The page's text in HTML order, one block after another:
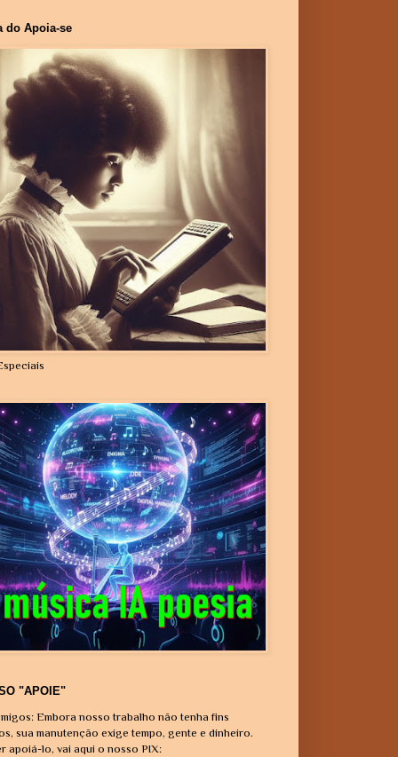
do Apoia-se
"APOIE"
Embora nosso trabalho não tenha fins
sua manutenção exige tempo, gente e dinheiro.
apoiá-lo, vai aqui o nosso PIX: